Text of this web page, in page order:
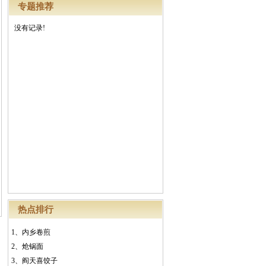
专题推荐
没有记录!
热点排行
1、 内乡卷煎
2、 炝锅面
3、 阎天喜饺子